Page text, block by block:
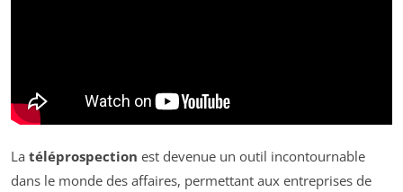
La téléprospection est devenue un outil incontournable
dans le monde des affaires, permettant aux entreprises de